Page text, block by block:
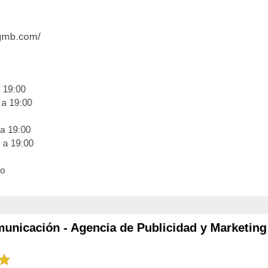
19:00
19:00
19:00
19:00
- Agencia de Publicidad y Marketing